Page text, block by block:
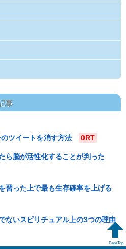
事
ツイートを消す方法 0RT
ら脳が活性化することが判った
習った上で最も生存確率を上げる
ないスピリチュアル上の3つの理由